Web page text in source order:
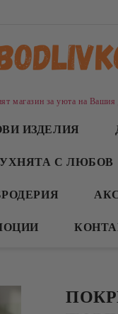
магазин за уюта на
ИЗДЕЛИЯ
С ЛЮБОВ